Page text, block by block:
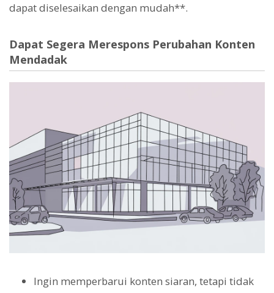
dapat diselesaikan dengan mudah**.
Dapat Segera Merespons Perubahan Konten
Mendadak
Ingin memperbarui konten siaran, tetapi tidak